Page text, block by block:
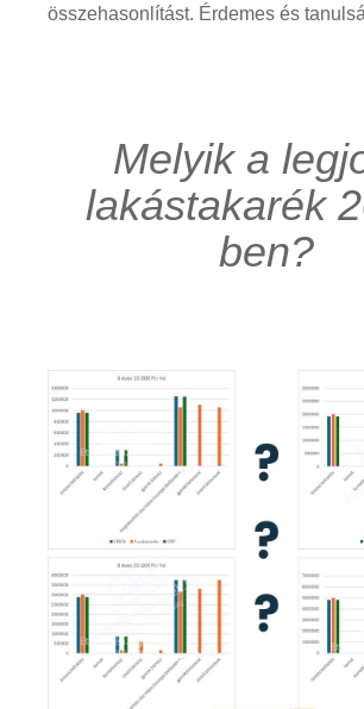
összehasonlítást. Érdemes és
Melyik a
lakástakarék
ben?